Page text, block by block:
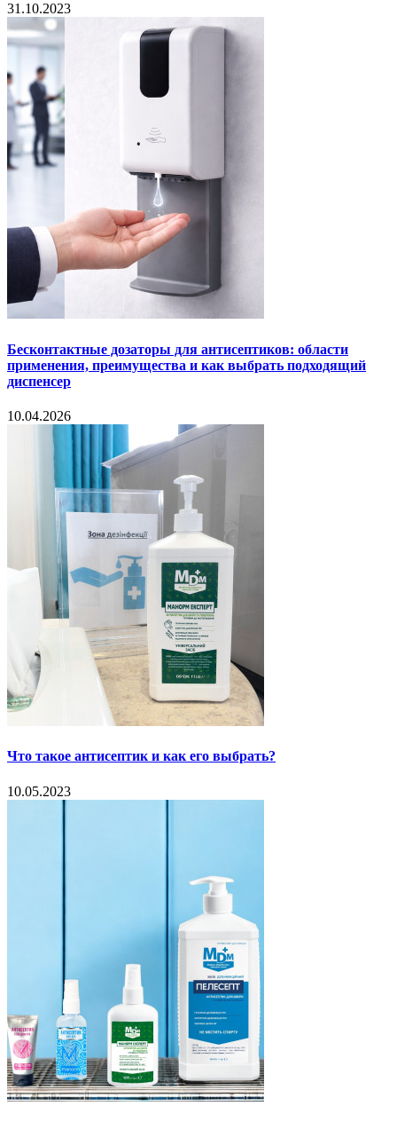
31.10.2023
Бесконтактные дозаторы для антисептиков: области
применения, преимущества и как выбрать подходящий
диспенсер
10.04.2026
Что такое антисептик и как его выбрать?
10.05.2023